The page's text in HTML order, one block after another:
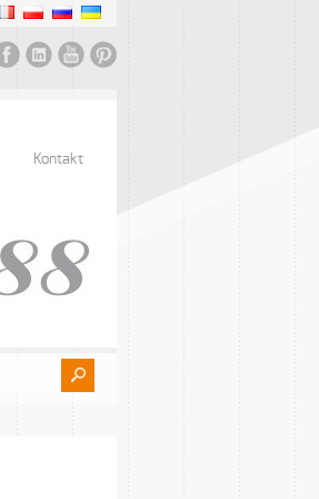
Kontakt